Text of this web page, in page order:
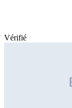
Vérifié